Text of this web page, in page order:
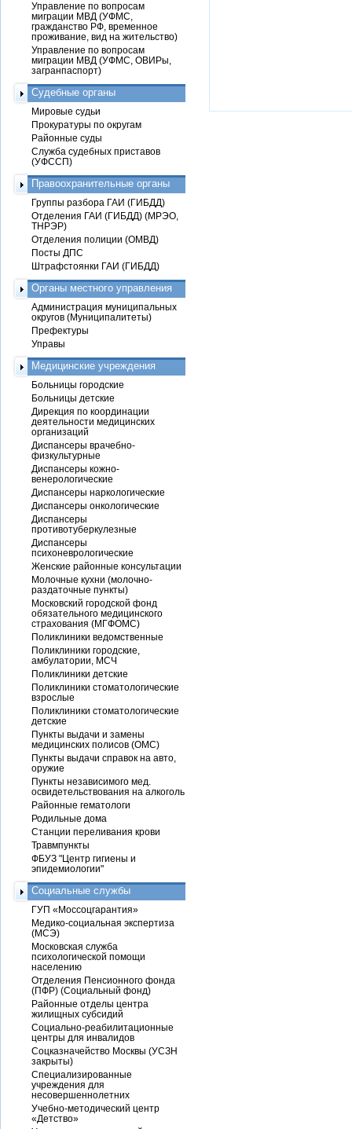
Управление по вопросам
миграции МВД (УФМС,
гражданство РФ, временное
проживание, вид на жительство)
Управление по вопросам
миграции МВД (УФМС, ОВИРы,
загранпаспорт)
Судебные органы
Мировые судьи
Прокуратуры по округам
Районные суды
Служба судебных приставов
(УФССП)
Правоохранительные органы
Группы разбора ГАИ (ГИБДД)
Отделения ГАИ (ГИБДД) (МРЭО,
ТНРЭР)
Отделения полиции (ОМВД)
Посты ДПС
Штрафстоянки ГАИ (ГИБДД)
Органы местного управления
Администрация муниципальных
округов (Муниципалитеты)
Префектуры
Управы
Медицинские учреждения
Больницы городские
Больницы детские
Дирекция по координации
деятельности медицинских
организаций
Диспансеры врачебно-
физкультурные
Диспансеры кожно-
венерологические
Диспансеры наркологические
Диспансеры онкологические
Диспансеры
противотуберкулезные
Диспансеры
психоневрологические
Женские районные консультации
Молочные кухни (молочно-
раздаточные пункты)
Московский городской фонд
обязательного медицинского
страхования (МГФОМС)
Поликлиники ведомственные
Поликлиники городские,
амбулатории, МСЧ
Поликлиники детские
Поликлиники стоматологические
взрослые
Поликлиники стоматологические
детские
Пункты выдачи и замены
медицинских полисов (ОМС)
Пункты выдачи справок на авто,
оружие
Пункты независимого мед.
освидетельствования на алкоголь
Районные гематологи
Родильные дома
Станции переливания крови
Травмпункты
ФБУЗ "Центр гигиены и
эпидемиологии"
Социальные службы
ГУП «Моссоцгарантия»
Медико-социальная экспертиза
(МСЭ)
Московская служба
психологической помощи
населению
Отделения Пенсионного фонда
(ПФР) (Социальный фонд)
Районные отделы центра
жилищных субсидий
Социально-реабилитационные
центры для инвалидов
Соцказначейство Москвы (УСЗН
закрыты)
Специализированные
учреждения для
несовершеннолетних
Учебно-методический центр
«Детство»